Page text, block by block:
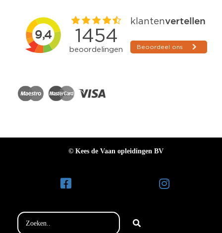
© Kees de Vaan opleidingen BV